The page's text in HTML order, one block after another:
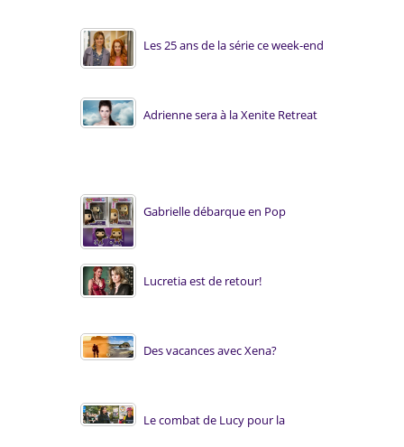
Les 25 ans de la série ce week-end
Adrienne sera à la Xenite Retreat
Gabrielle débarque en Pop
Lucretia est de retour!
Des vacances avec Xena?
Le combat de Lucy pour la